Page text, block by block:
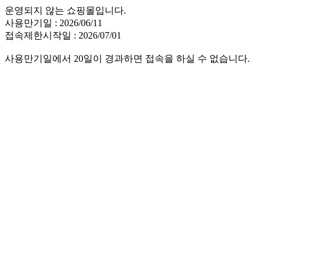
운영되지 않는 쇼핑몰입니다.
사용만기일 : 2026/06/11
접속제한시작일 : 2026/07/01
사용만기일에서 20일이 경과하면 접속을 하실 수 없습니다.